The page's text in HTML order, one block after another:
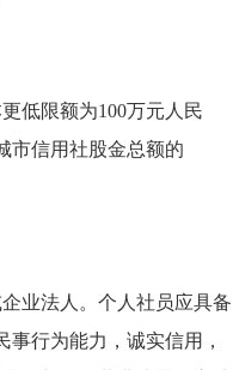
低限额为100万元人民
市信用社股金总额的
业法人。个人社员应具备
行为能力，诚实信用，